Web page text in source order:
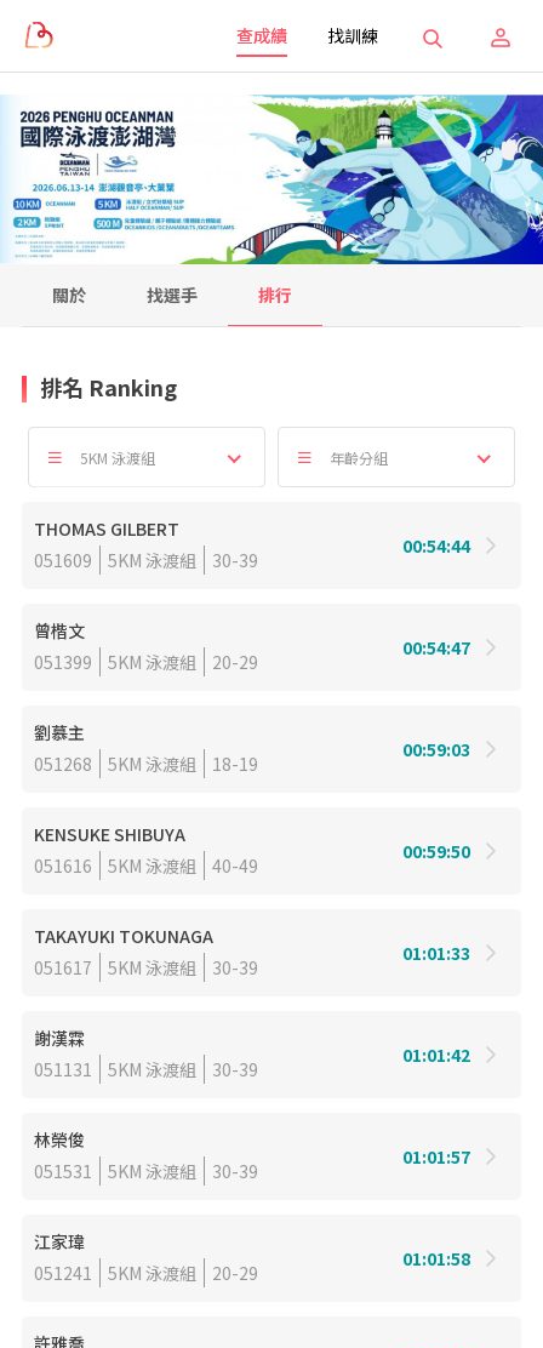
查成績 找訓練
關於 找選手 排行
排名 Ranking
5KM 泳渡組 年齡分組
THOMAS GILBERT
051609
5KM 泳渡組 30-39
00:54:44
曾楷文
051399
5KM 泳渡組 20-29
00:54:47
劉慕主
051268
5KM 泳渡組 18-19
00:59:03
KENSUKE SHIBUYA
051616
5KM 泳渡組 40-49
00:59:50
TAKAYUKI TOKUNAGA
051617
5KM 泳渡組 30-39
01:01:33
謝漢霖
051131
5KM 泳渡組 30-39
01:01:42
林榮俊
051531
5KM 泳渡組 30-39
01:01:57
江家瑋
051241
5KM 泳渡組 20-29
01:01:58
許雅喬